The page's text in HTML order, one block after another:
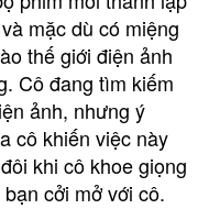
mặc dù có miệng
thế giới điện ảnh
Cô đang tìm kiếm
ảnh, nhưng ý
cô khiến việc này
khi cô khoe giọng
cởi mở với cô.